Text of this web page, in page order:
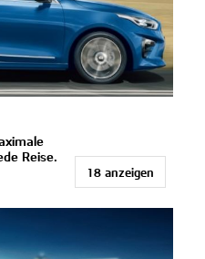
Reise.
18 anzeigen